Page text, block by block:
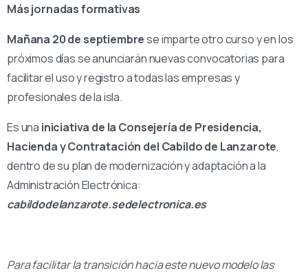
Más jornadas formativas
Mañana 20 de septiembrese imparte otro curso y en los
próximos días se anunciarán nuevas convocatorias para
facilitar el uso y registro a todas las empresas y
profesionales de la isla.
Es una iniciativa de la Consejería de Presidencia,
Hacienda y Contratación del Cabildo de Lanzarote,
dentro de su plan de modernización y adaptación a la
Administración Electrónica:
cabildodelanzarote.sedelectronica.es
Para facilitar la transición hacia este nuevo modelo las